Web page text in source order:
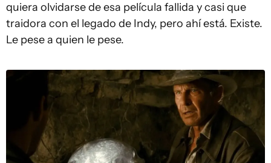
quiera olvidarse de esa película fallida y casi que
traidora con el legado de Indy, pero ahí está. Existe.
Le pese a quien le pese.